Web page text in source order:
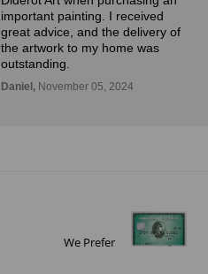
important painting. I received
great advice, and the delivery of
the artwork to my home was
outstanding.
Daniel, November 05, 2024
We Prefer